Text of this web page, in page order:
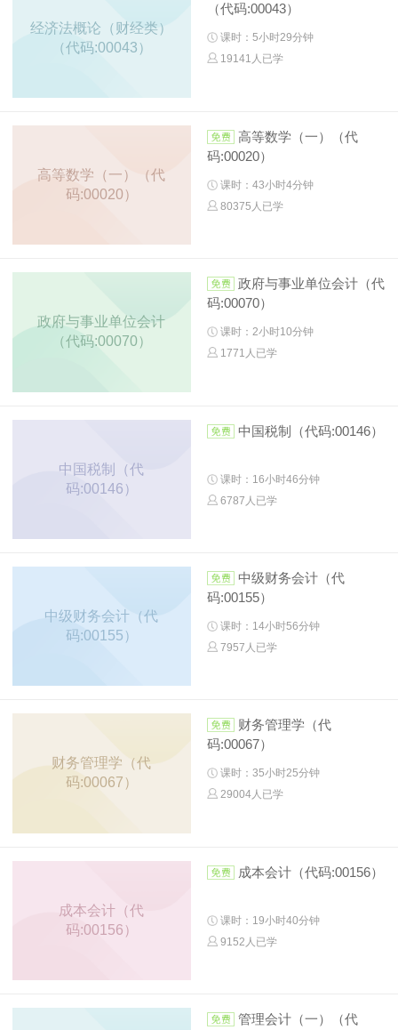
经济法概论（财经类）
（代码:00043）
（代码:00043）
课时：5小时29分钟
19141人已学
高等数学（一）（代
码:00020）
高等数学（一）（代
码:00020）
课时：43小时4分钟
80375人已学
政府与事业单位会计
（代码:00070）
政府与事业单位会计（代
码:00070）
课时：2小时10分钟
1771人已学
中国税制（代
码:00146）
中国税制（代码:00146）
课时：16小时46分钟
6787人已学
中级财务会计（代
码:00155）
中级财务会计（代
码:00155）
课时：14小时56分钟
7957人已学
财务管理学（代
码:00067）
财务管理学（代
码:00067）
课时：35小时25分钟
29004人已学
成本会计（代
码:00156）
成本会计（代码:00156）
课时：19小时40分钟
9152人已学
管理会计（一）（代